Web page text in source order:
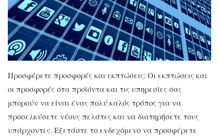
Προσφέρετε προσφορές και εκπτώσεις: Οι εκπτώσεις και
οι προσφορές στα προϊόντα και τις υπηρεσίες σας
μπορούν να είναι ένας πολύ καλός τρόπος για να
προσελκύσετε νέους πελάτες και να διατηρήσετε τους
υπάρχοντες. Εξετάστε το ενδεχόμενο να προσφέρετε